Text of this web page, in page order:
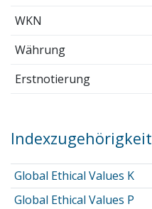
WKN
Währung
Erstnotierung
Indexzugehörigkeit
Global Ethical Values K
Global Ethical Values P